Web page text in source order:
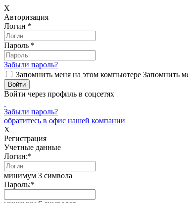
X
Авторизация
Логин *
Пароль *
Забыли пароль?
Запомнить меня на этом компьютере Запомнить
Войти через профиль в соцсетях
Забыли пароль?
обратитесь в офис нашей компании
X
Регистрация
Учетные данные
Логин:*
минимум 3 символа
Пароль:*